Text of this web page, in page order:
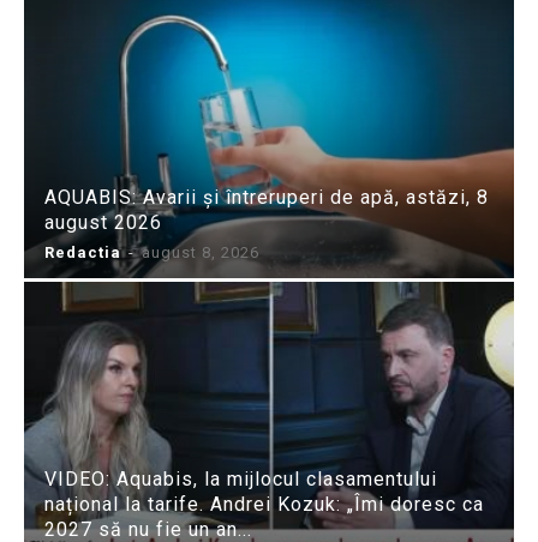
AQUABIS: Avarii și întreruperi de apă, astăzi, 8
august 2026
Redactia - august 8, 2026
VIDEO: Aquabis, la mijlocul clasamentului
național la tarife. Andrei Kozuk: „Îmi doresc ca
2027 să nu fie un an...